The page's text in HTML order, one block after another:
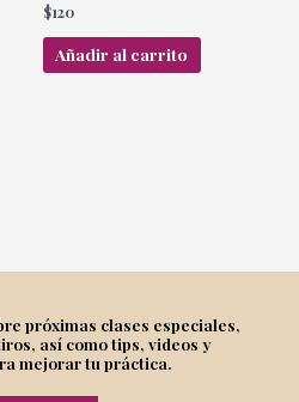
$120
Añadir al carrito
próximas clases especiales,
así como tips, videos y
mejorar tu práctica.